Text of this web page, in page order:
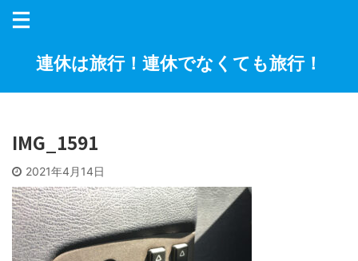
連休は旅行！連休でなくても旅行！
IMG_1591
2021年4月14日